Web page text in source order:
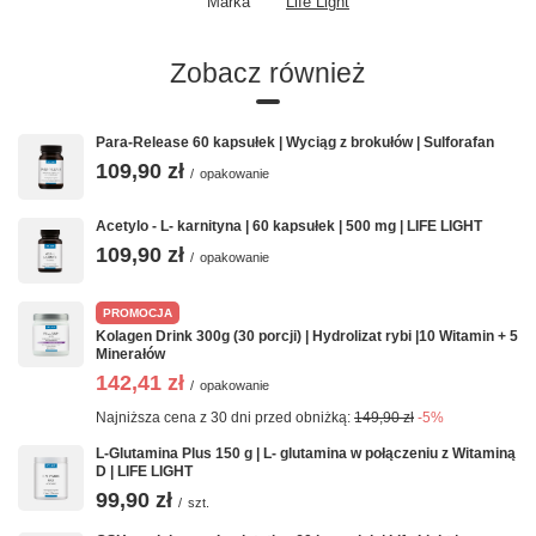
Wartość odżywcza produktu
Składniki
Witamina B6
L-karnityna
Zobacz również
Para-Release 60 kapsułek | Wyciąg z brokułów | Sulforafan
109,90 zł / opakowanie
Acetylo - L- karnityna | 60 kapsułek | 500 mg | LIFE LIGHT
109,90 zł / opakowanie
PROMOCJA
Kolagen Drink 300g (30 porcji) | Hydrolizat rybi |10 Witamin + 5
Minerałów
142,41 zł / opakowanie
Najniższa cena z 30 dni przed obniżką: 149,90 zł -5%
L-Glutamina Plus 150 g | L- glutamina w połączeniu z Witaminą
D | LIFE LIGHT
99,90 zł / szt.